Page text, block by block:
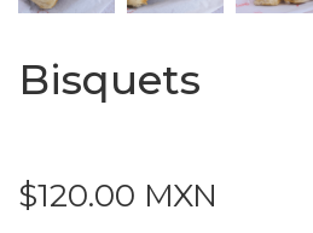
Bisquets
$120.00 MXN